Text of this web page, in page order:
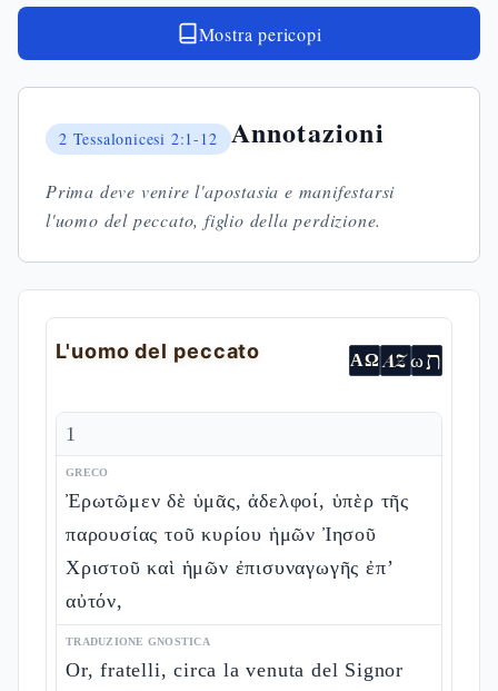
Mostra pericopi
2 Tessalonicesi 2:1-12 Annotazioni
Prima deve venire l'apostasia e manifestarsi
l'uomo del peccato, figlio della perdizione.
L'uomo del peccato ΑΩ AZωת
1
GRECO
Ἐρωτῶμεν δὲ ὑμᾶς, ἀδελφοί, ὑπὲρ τῆς
παρουσίας τοῦ κυρίου ἡμῶν Ἰησοῦ
Χριστοῦ καὶ ἡμῶν ἐπισυναγωγῆς ἐπ’
αὐτόν,
TRADUZIONE GNOSTICA
Or, fratelli, circa la venuta del Signor